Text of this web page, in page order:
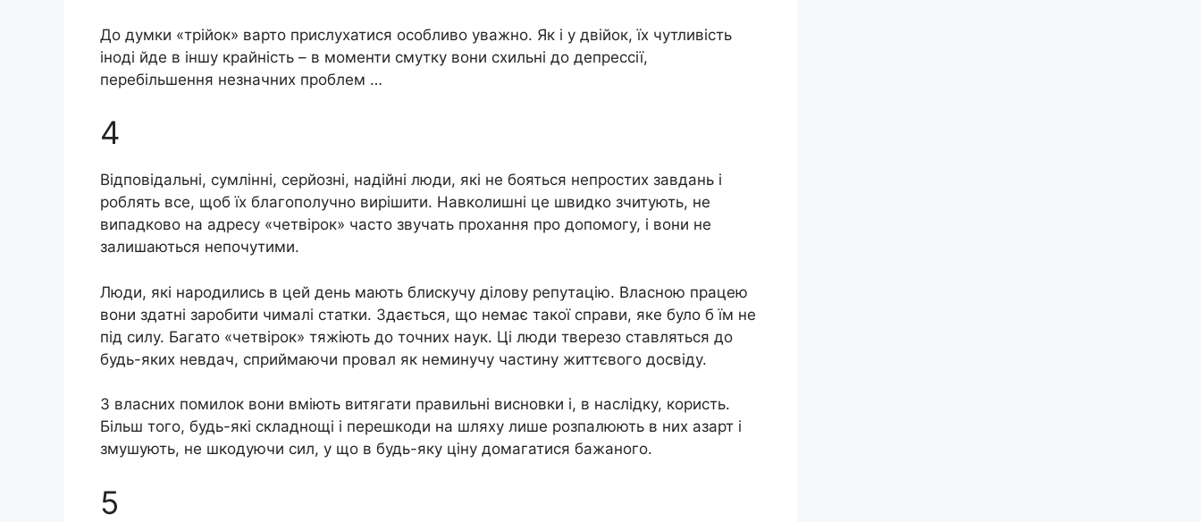
До думки «трійок» варто прислухатися особливо уважно. Як і у двійок, їх чутливість
іноді йде в іншу крайність – в моменти смутку вони схильні до депрессії,
перебільшення незначних проблем …
4
Відповідальні, сумлінні, серйозні, надійні люди, які не бояться непростих завдань і
роблять все, щоб їх благополучно вирішити. Навколишні це швидко зчитують, не
випадково на адресу «четвірок» часто звучать прохання про допомогу, і вони не
залишаються непочутими.
Люди, які народились в цей день мають блискучу ділову репутацію. Власною працею
вони здатні заробити чималі статки. Здається, що немає такої справи, яке було б їм не
під силу. Багато «четвірок» тяжіють до точних наук. Ці люди тверезо ставляться до
будь-яких невдач, сприймаючи провал як неминучу частину життєвого досвіду.
З власних помилок вони вміють витягати правильні висновки і, в наслідку, користь.
Більш того, будь-які складнощі і перешкоди на шляху лише розпалюють в них азарт і
змушують, не шкодуючи сил, у що в будь-яку ціну домагатися бажаного.
5